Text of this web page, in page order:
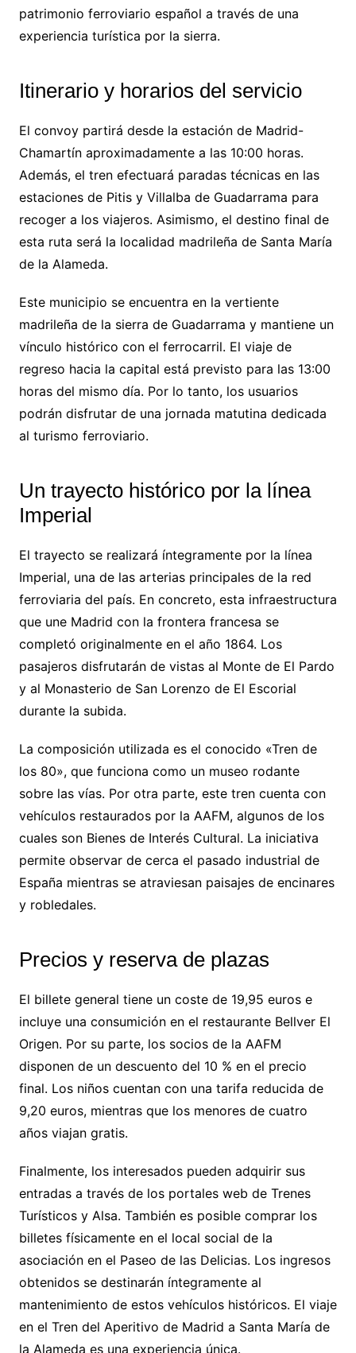
patrimonio ferroviario español a través de una
experiencia turística por la sierra.
Itinerario y horarios del servicio
El convoy partirá desde la estación de Madrid-
Chamartín aproximadamente a las 10:00 horas.
Además, el tren efectuará paradas técnicas en las
estaciones de Pitis y Villalba de Guadarrama para
recoger a los viajeros. Asimismo, el destino final de
esta ruta será la localidad madrileña de Santa María
de la Alameda.
Este municipio se encuentra en la vertiente
madrileña de la sierra de Guadarrama y mantiene un
vínculo histórico con el ferrocarril. El viaje de
regreso hacia la capital está previsto para las 13:00
horas del mismo día. Por lo tanto, los usuarios
podrán disfrutar de una jornada matutina dedicada
al turismo ferroviario.
Un trayecto histórico por la línea
Imperial
El trayecto se realizará íntegramente por la línea
Imperial, una de las arterias principales de la red
ferroviaria del país. En concreto, esta infraestructura
que une Madrid con la frontera francesa se
completó originalmente en el año 1864. Los
pasajeros disfrutarán de vistas al Monte de El Pardo
y al Monasterio de San Lorenzo de El Escorial
durante la subida.
La composición utilizada es el conocido «Tren de
los 80», que funciona como un museo rodante
sobre las vías. Por otra parte, este tren cuenta con
vehículos restaurados por la AAFM, algunos de los
cuales son Bienes de Interés Cultural. La iniciativa
permite observar de cerca el pasado industrial de
España mientras se atraviesan paisajes de encinares
y robledales.
Precios y reserva de plazas
El billete general tiene un coste de 19,95 euros e
incluye una consumición en el restaurante Bellver El
Origen. Por su parte, los socios de la AAFM
disponen de un descuento del 10 % en el precio
final. Los niños cuentan con una tarifa reducida de
9,20 euros, mientras que los menores de cuatro
años viajan gratis.
Finalmente, los interesados pueden adquirir sus
entradas a través de los portales web de Trenes
Turísticos y Alsa. También es posible comprar los
billetes físicamente en el local social de la
asociación en el Paseo de las Delicias. Los ingresos
obtenidos se destinarán íntegramente al
mantenimiento de estos vehículos históricos. El viaje
en el Tren del Aperitivo de Madrid a Santa María de
la Alameda es una experiencia única.